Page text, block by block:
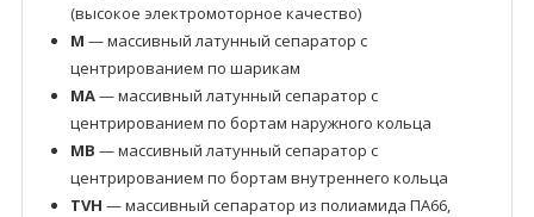
(высокое электромоторное качество)
M — массивный латунный сепаратор с
центрированием по шарикам
MA— массивный латунный сепаратор с
центрированием по бортам наружного кольца
MB — массивный латунный сепаратор с
центрированием по бортам внутреннего кольца
TVH — массивный сепаратор из полиамида ПА66,